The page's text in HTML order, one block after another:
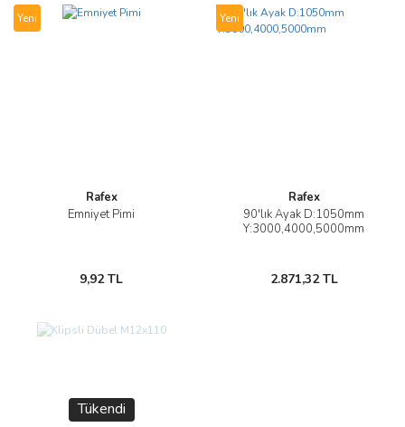
Yeni
Rafex
Emniyet Pimi
9,92 TL
Yeni
Rafex
90'lık Ayak D:1050mm
Y:3000,4000,5000mm
2.871,32 TL
Tükendi